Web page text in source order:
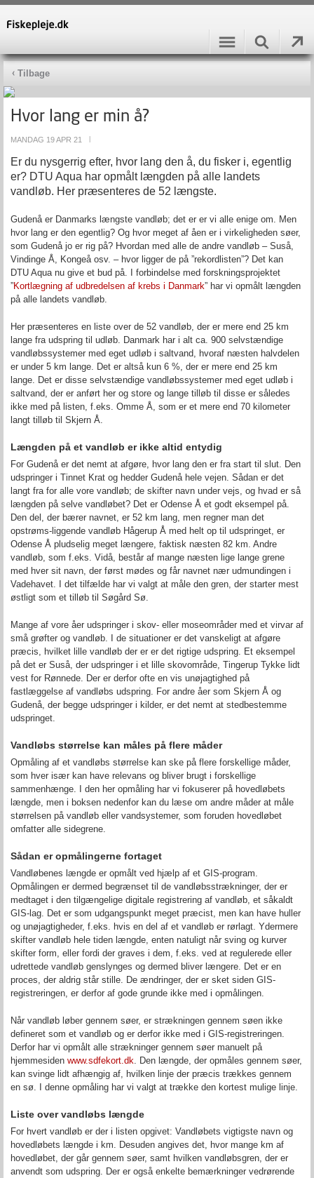
Tilbage
Hvor lang er min å?
MANDAG 19 APR 21
Er du nysgerrig efter, hvor lang den å, du fisker i, egentlig
er? DTU Aqua har opmålt længden på alle landets
vandløb. Her præsenteres de 52 længste.
Gudenå er Danmarks længste vandløb; det er er vi alle enige om. Men
hvor lang er den egentlig? Og hvor meget af åen er i virkeligheden søer,
som Gudenå jo er rig på? Hvordan med alle de andre vandløb – Suså,
Vindinge Å, Kongeå osv. – hvor ligger de på ”rekordlisten”? Det kan
DTU Aqua nu give et bud på. I forbindelse med forskningsprojektet
”Kortlægning af udbredelsen af krebs i Danmark” har vi opmålt længden
på alle landets vandløb.
Her præsenteres en liste over de 52 vandløb, der er mere end 25 km
lange fra udspring til udløb. Danmark har i alt ca. 900 selvstændige
vandløbssystemer med eget udløb i saltvand, hvoraf næsten halvdelen
er under 5 km lange. Det er altså kun 6 %, der er mere end 25 km
lange. Det er disse selvstændige vandløbssystemer med eget udløb i
saltvand, der er anført her og store og lange tilløb til disse er således
ikke med på listen, f.eks. Omme Å, som er et mere end 70 kilometer
langt tilløb til Skjern Å.
Længden på et vandløb er ikke altid entydig
For Gudenå er det nemt at afgøre, hvor lang den er fra start til slut. Den
udspringer i Tinnet Krat og hedder Gudenå hele vejen. Sådan er det
langt fra for alle vore vandløb; de skifter navn under vejs, og hvad er så
længden på selve vandløbet? Det er Odense Å et godt eksempel på.
Den del, der bærer navnet, er 52 km lang, men regner man det
opstrøms-liggende vandløb Hågerup Å med helt op til udspringet, er
Odense Å pludselig meget længere, faktisk næsten 82 km. Andre
vandløb, som f.eks. Vidå, består af mange næsten lige lange grene
med hver sit navn, der først mødes og får navnet nær udmundingen i
Vadehavet. I det tilfælde har vi valgt at måle den gren, der starter mest
østligt som et tilløb til Søgård Sø.
Mange af vore åer udspringer i skov- eller moseområder med et virvar af
små grøfter og vandløb. I de situationer er det vanskeligt at afgøre
præcis, hvilket lille vandløb der er er det rigtige udspring. Et eksempel
på det er Suså, der udspringer i et lille skovområde, Tingerup Tykke lidt
vest for Rønnede. Der er derfor ofte en vis unøjagtighed på
fastlæggelse af vandløbs udspring. For andre åer som Skjern Å og
Gudenå, der begge udspringer i kilder, er det nemt at stedbestemme
udspringet.
Vandløbs størrelse kan måles på flere måder
Opmåling af et vandløbs størrelse kan ske på flere forskellige måder,
som hver især kan have relevans og bliver brugt i forskellige
sammenhænge. I den her opmåling har vi fokuserer på hovedløbets
længde, men i boksen nedenfor kan du læse om andre måder at måle
størrelsen på vandløb eller vandsystemer, som foruden hovedløbet
omfatter alle sidegrene.
Sådan er opmålingerne fortaget
Vandløbenes længde er opmålt ved hjælp af et GIS-program.
Opmålingen er dermed begrænset til de vandløbsstrækninger, der er
medtaget i den tilgængelige digitale registrering af vandløb, et såkaldt
GIS-lag. Det er som udgangspunkt meget præcist, men kan have huller
og unøjagtigheder, f.eks. hvis en del af et vandløb er rørlagt. Ydermere
skifter vandløb hele tiden længde, enten natuligt når sving og kurver
skifter form, eller fordi der graves i dem, f.eks. ved at regulerede eller
udrettede vandløb genslynges og dermed bliver længere. Det er en
proces, der aldrig står stille. De ændringer, der er sket siden GIS-
registreringen, er derfor af gode grunde ikke med i opmålingen.
Når vandløb løber gennem søer, er strækningen gennem søen ikke
defineret som et vandløb og er derfor ikke med i GIS-registreringen.
Derfor har vi opmålt alle strækninger gennem søer manuelt på
hjemmesiden www.sdfekort.dk . Den længde, der opmåles gennem søer,
kan svinge lidt afhængig af, hvilken linje der præcis trækkes gennem
en sø. I denne opmåling har vi valgt at trække den kortest mulige linje.
Liste over vandløbs længde
For hvert vandløb er der i listen opgivet: Vandløbets vigtigste navn og
hovedløbets længde i km. Desuden angives det, hvor mange km af
hovedløbet, der går gennem søer, samt hvilken vandløbsgren, der er
anvendt som udspring. Der er også enkelte bemærkninger vedrørende